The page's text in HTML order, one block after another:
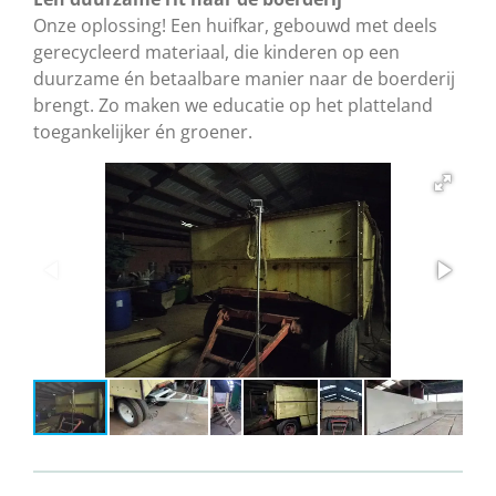
Onze oplossing! Een huifkar, gebouwd met deels
gerecycleerd materiaal, die kinderen op een
duurzame én betaalbare manier naar de boerderij
brengt. Zo maken we educatie op het platteland
toegankelijker én groener.